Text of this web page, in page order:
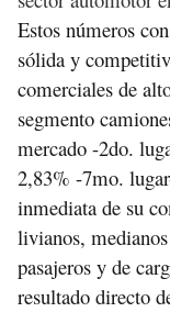
Estos números
sólida y
comerciales de
segmento
mercado -2do.
2,83% -7mo.
inmediata de su
livianos,
pasajeros y de
resultado directo